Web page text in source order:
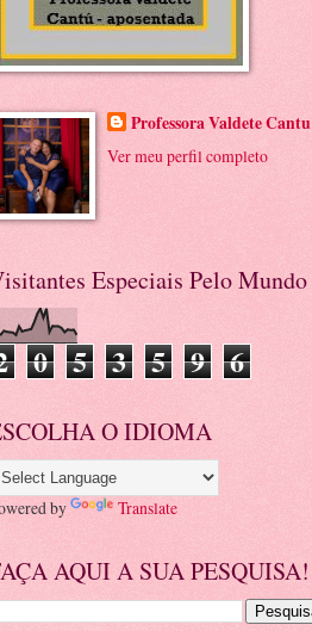
Professora Valdete Cantu
Ver meu perfil completo
Especiais Pelo Mundo
0 5 3 5 9 6
O IDIOMA
by Translate
AQUI A SUA PESQUISA!